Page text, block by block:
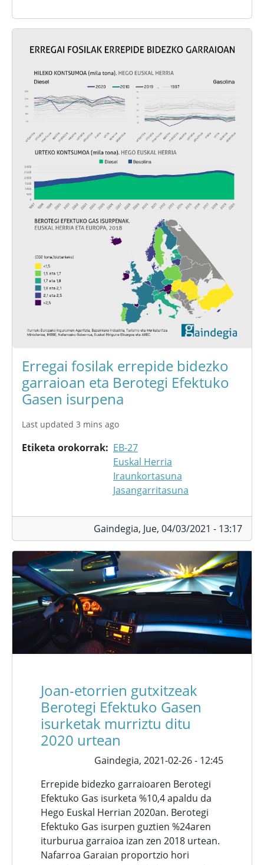
Erregai fosilak errepide bidezko
garraioan eta Berotegi Efektuko
Gasen isurpena
Last updated 3 mins ago
Etiketa orokorrak
EB-27
Euskal Herria
Iraunkortasuna
Jasangarritasuna
Gaindegia, Jue, 04/03/2021 - 13:17
Joan-etorrien gutxitzeak
Berotegi Efektuko Gasen
isurketak murriztu ditu
2020 urtean
Gaindegia, 2021-02-26 - 12:45
Errepide bidezko garraioaren Berotegi
Efektuko Gas isurketa %10,4 apaldu da
Hego Euskal Herrian 2020an. Berotegi
Efektuko Gas isurpen guztien %24aren
iturburua garraioa izan zen 2018 urtean.
Nafarroa Garaian proportzio hori